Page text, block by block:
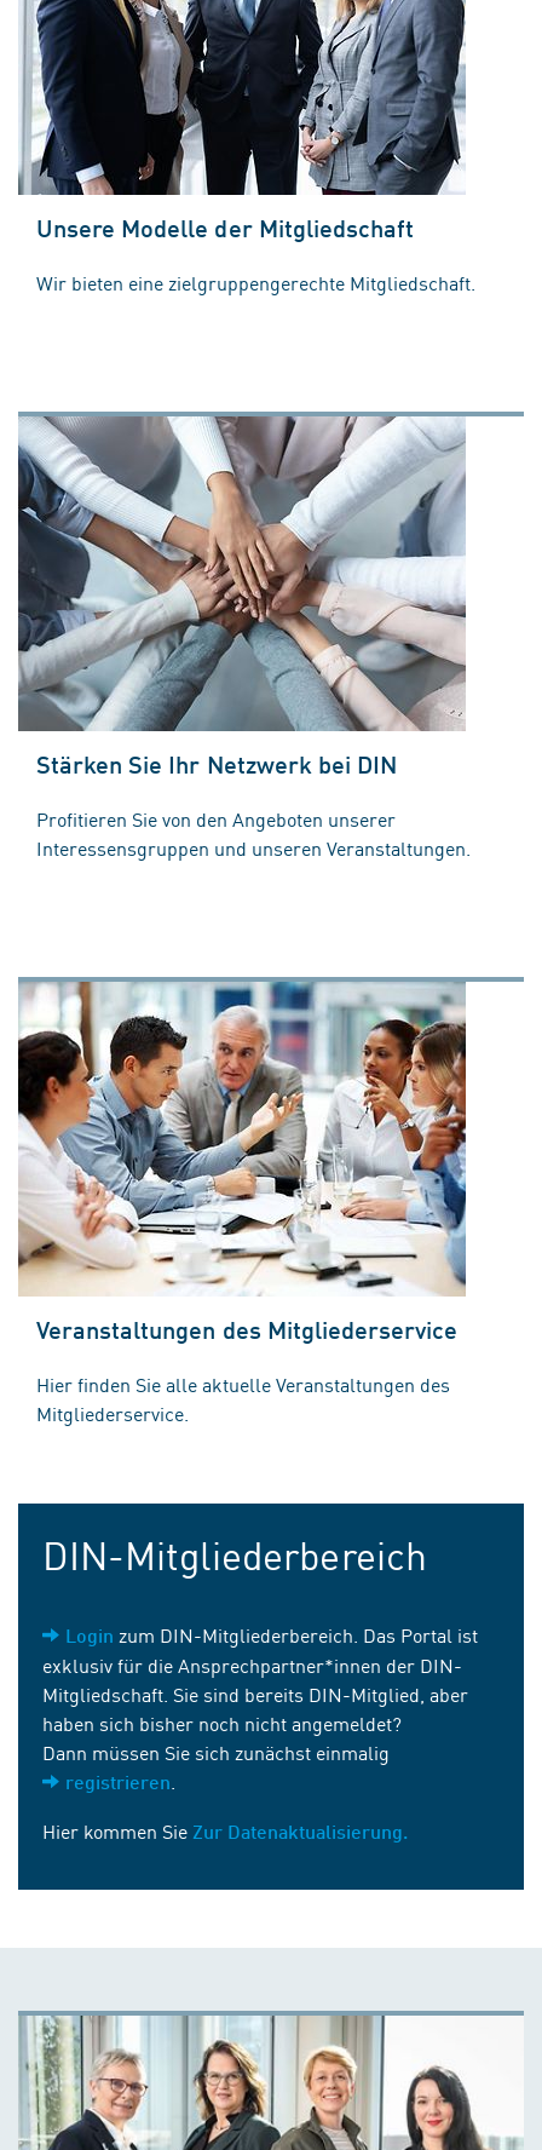
Unsere Modelle der Mitgliedschaft
Wir bieten eine zielgruppengerechte Mitgliedschaft.
Stärken Sie Ihr Netzwerk bei DIN
Profitieren Sie von den Angeboten unserer
Interessensgruppen und unseren Veranstaltungen.
Veranstaltungen des Mitgliederservice
Hier finden Sie alle aktuelle Veranstaltungen des
Mitgliederservice.
DIN-Mitgliederbereich
Login zum DIN-Mitgliederbereich. Das Portal ist
exklusiv für die Ansprechpartner*innen der DIN-
Mitgliedschaft. Sie sind bereits DIN-Mitglied, aber
haben sich bisher noch nicht angemeldet?
Dann müssen Sie sich zunächst einmalig
registrieren
Hier kommen Sie Zur Datenaktualisierung.